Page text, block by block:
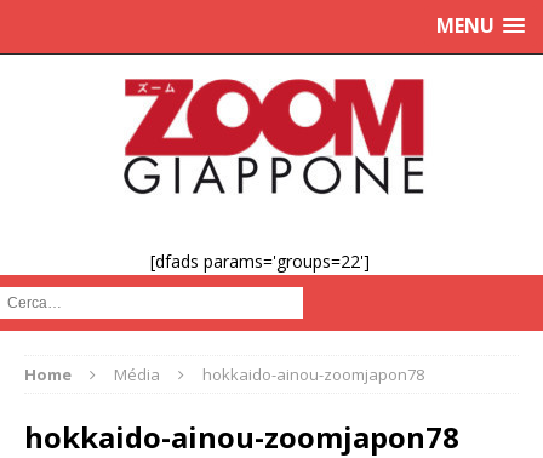
MENU
[dfads params='groups=22']
Cerca :
Home Média hokkaido-ainou-zoomjapon78
hokkaido-ainou-zoomjapon78